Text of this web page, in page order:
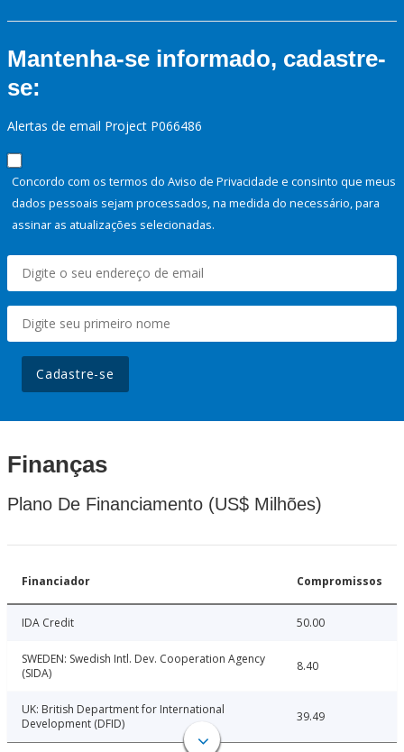
Mantenha-se informado, cadastre-
se:
Alertas de email Project P066486
Concordo com os termos do Aviso de Privacidade e consinto que meus
dados pessoais sejam processados, na medida do necessário, para
assinar as atualizações selecionadas.
Cadastre-se
Finanças
Plano De Financiamento (US$ Milhões)
Financiador Compromissos
IDA Credit 50.00
SWEDEN: Swedish Intl. Dev. Cooperation Agency
(SIDA)
8.40
UK: British Department for International
Development (DFID)
39.49